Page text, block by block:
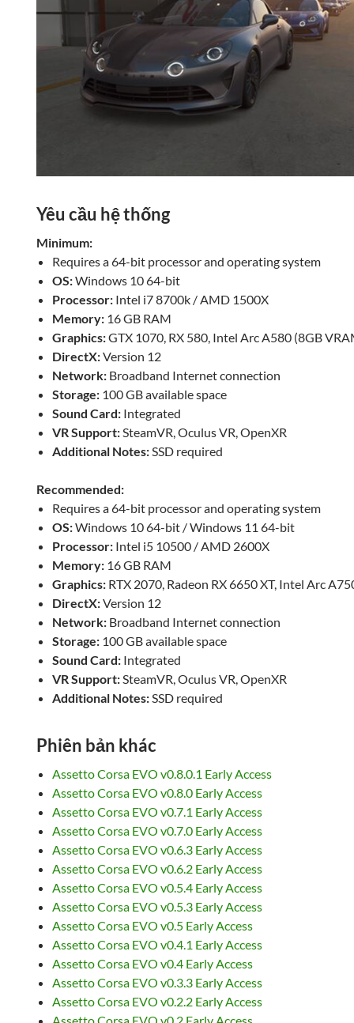
Yêu cầu hệ thống
Minimum:
Requires a 64-bit processor and operating system
OS:Windows 10 64-bit
Processor: Intel i7 8700k / AMD 1500X
Memory: 16 GB RAM
Graphics:GTX 1070, RX 580, Intel Arc A580 (8GB
DirectX:Version 12
Network: Broadband Internet connection
Storage: 100 GB available space
Sound Card: Integrated
VR Support: SteamVR, Oculus VR, OpenXR
Additional Notes: SSD required
Recommended:
Requires a 64-bit processor and operating system
OS:Windows 10 64-bit / Windows 11 64-bit
Processor: Intel i5 10500 / AMD 2600X
Memory: 16 GB RAM
Graphics: RTX 2070, Radeon RX 6650 XT, Intel Arc
DirectX:Version 12
Network: Broadband Internet connection
Storage: 100 GB available space
Sound Card: Integrated
VR Support: SteamVR, Oculus VR, OpenXR
Additional Notes: SSD required
Phiên bản khác
Assetto Corsa EVO v0.8.0.1 Early Access
Assetto Corsa EVO v0.8.0 Early Access
Assetto Corsa EVO v0.7.1 Early Access
Assetto Corsa EVO v0.7.0 Early Access
Assetto Corsa EVO v0.6.3 Early Access
Assetto Corsa EVO v0.6.2 Early Access
Assetto Corsa EVO v0.5.4 Early Access
Assetto Corsa EVO v0.5.3 Early Access
Assetto Corsa EVO v0.5 Early Access
Assetto Corsa EVO v0.4.1 Early Access
Assetto Corsa EVO v0.4 Early Access
Assetto Corsa EVO v0.3.3 Early Access
Assetto Corsa EVO v0.2.2 Early Access
Assetto Corsa EVO v0.2 Early Access